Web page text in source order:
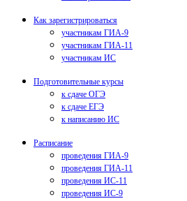
Как зарегистрироваться
участникам ГИА-9
участникам ГИА-11
участникам ИС
Подготовительные курсы
к сдаче ОГЭ
к сдаче ЕГЭ
к написанию ИС
Расписание
проведения ГИА-9
проведения ГИА-11
проведения ИС-11
проведения ИС-9